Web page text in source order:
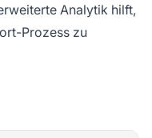
Analytik hilft,
Prozess zu